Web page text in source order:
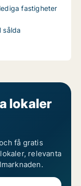
fastigheter
sålda
lokaler
få gratis
relevanta